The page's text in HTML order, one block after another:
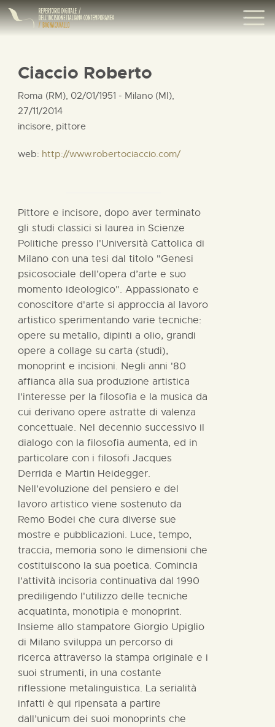
Ciaccio Roberto
Roma (RM), 02/01/1951 - Milano (MI),
27/11/2014
incisore, pittore
web: http://www.robertociaccio.com/
Pittore e incisore, dopo aver terminato
gli studi classici si laurea in Scienze
Politiche presso l'Università Cattolica di
Milano con una tesi dal titolo "Genesi
psicosociale dell’opera d’arte e suo
momento ideologico". Appassionato e
conoscitore d'arte si approccia al lavoro
artistico sperimentando varie tecniche:
opere su metallo, dipinti a olio, grandi
opere a collage su carta (studi),
monoprint e incisioni. Negli anni '80
affianca alla sua produzione artistica
l'interesse per la filosofia e la musica da
cui derivano opere astratte di valenza
concettuale. Nel decennio successivo il
dialogo con la filosofia aumenta, ed in
particolare con i filosofi Jacques
Derrida e Martin Heidegger.
Nell'evoluzione del pensiero e del
lavoro artistico viene sostenuto da
Remo Bodei che cura diverse sue
mostre e pubblicazioni. Luce, tempo,
traccia, memoria sono le dimensioni che
costituiscono la sua poetica. Comincia
l'attività incisoria continuativa dal 1990
prediligendo l'utilizzo delle tecniche
acquatinta, monotipia e monoprint.
Insieme allo stampatore Giorgio Upiglio
di Milano sviluppa un percorso di
ricerca attraverso la stampa originale e i
suoi strumenti, in una costante
riflessione metalinguistica. La serialità
infatti è qui ripensata a partire
dall’unicum dei suoi monoprints che